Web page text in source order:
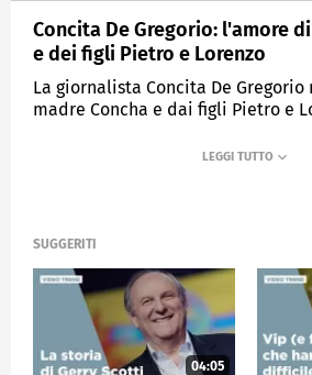
Concita De Gregorio: l'amore
e dei figli Pietro e Lorenzo
La giornalista Concita De
madre Concha e dai figli Pietro e
VERISSIMO
SUGGERITI
04:05